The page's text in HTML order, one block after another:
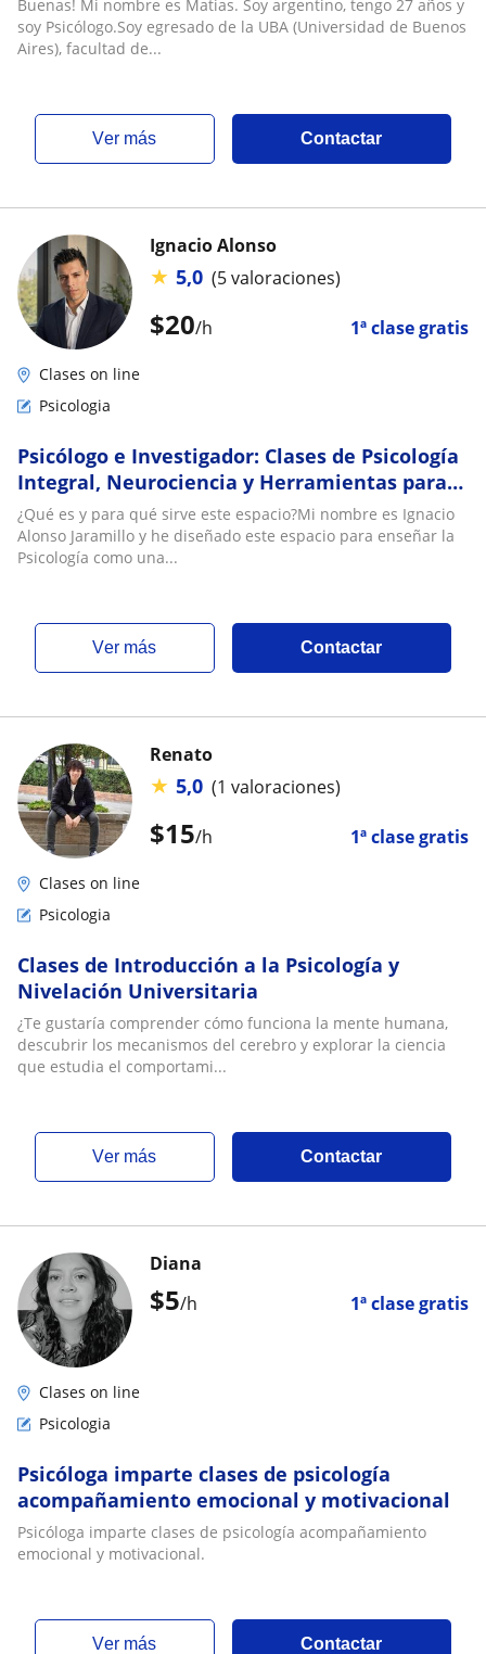
Buenas! Mi nombre es Matias. Soy argentino, tengo 27 años y
soy Psicólogo.Soy egresado de la UBA (Universidad de Buenos
Aires), facultad de...
ver más Contactar
$20/h 1ª clase gratis
Ignacio Alonso
★ 5,0 (5 valoraciones)
Clases on line
Psicologia
Psicólogo e Investigador: Clases de Psicología
Integral, Neurociencia y Herramientas para
el Bienestar y Rendimiento
¿Qué es y para qué sirve este espacio?Mi nombre es Ignacio
Alonso Jaramillo y he diseñado este espacio para enseñar la
Psicología como una...
ver más Contactar
$15/h 1ª clase gratis
Renato
★ 5,0 (1 valoraciones)
Clases on line
Psicologia
Clases de Introducción a la Psicología y
Nivelación Universitaria
¿Te gustaría comprender cómo funciona la mente humana,
descubrir los mecanismos del cerebro y explorar la ciencia
que estudia el comportami...
ver más Contactar
$5/h 1ª clase gratis
Diana
Clases on line
Psicologia
Psicóloga imparte clases de psicología
acompañamiento emocional y motivacional
Psicóloga imparte clases de psicología acompañamiento
emocional y motivacional.
ver más Contactar